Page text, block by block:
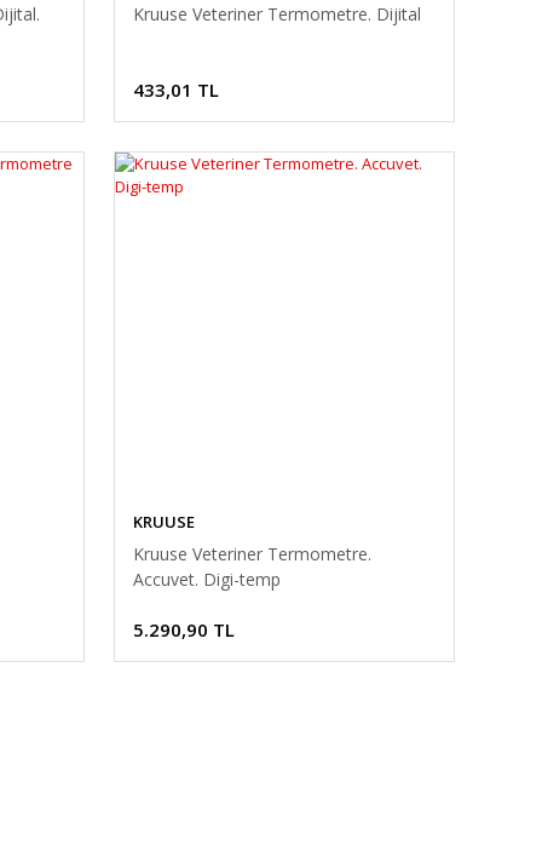
Kruuse Veteriner Termometre. Dijital
433,01 TL
KRUUSE
Kruuse Veteriner Termometre.
Accuvet. Digi-temp
5.290,90 TL